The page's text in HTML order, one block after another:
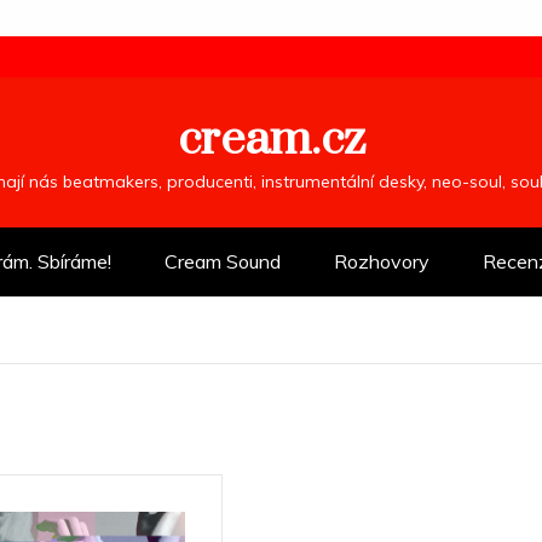
cream.cz
nás beatmakers, producenti, instrumentální desky, neo-soul,
Sbíráme! Cream Sound Rozhovory